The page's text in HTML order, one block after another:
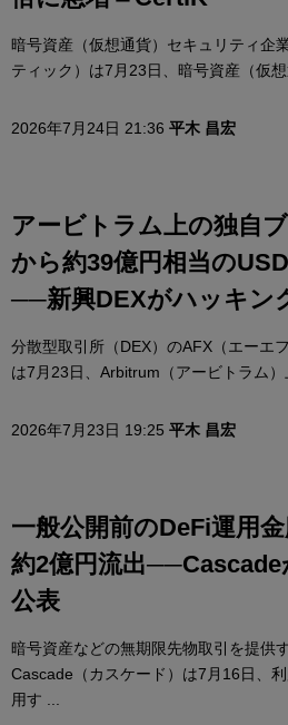
暗号資産（仮想通貨）セキュリティ企
ティック）は7月23日、暗号資産（仮想
2026年7月24日 21:36 平木 昌宏
アービトラム上の独自
から約39億円相当の
──新興DEXがハッキン
分散型取引所（DEX）のAFX（エーエフ
は7月23日、Arbitrum（アービトラム）
2026年7月23日 19:25 平木 昌宏
一般公開前のDeFi運用
約2億円流出──Cascade
公表
暗号資産などの無期限先物取引を提供
Cascade（カスケード）は7月16日、
用す ...